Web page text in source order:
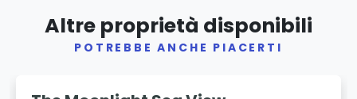
Altre proprietà disponibili
POTREBBE ANCHE PIACERTI